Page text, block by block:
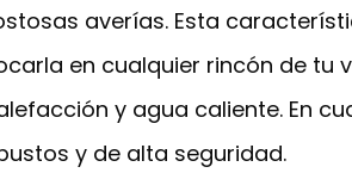
averías. Esta
en cualquier rincón de tu
y agua caliente. En
y de alta seguridad.